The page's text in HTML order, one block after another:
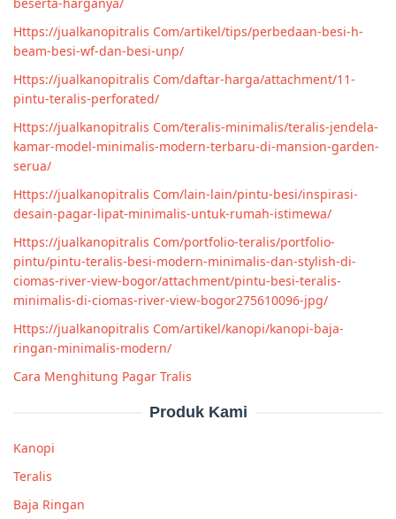
Https://jualkanopitralis Com/artikel/tips/perbedaan-besi-h-
beam-besi-wf-dan-besi-unp/
Https://jualkanopitralis Com/daftar-harga/attachment/11-
pintu-teralis-perforated/
Https://jualkanopitralis Com/teralis-minimalis/teralis-jendela-
kamar-model-minimalis-modern-terbaru-di-mansion-garden-
serua/
Https://jualkanopitralis Com/lain-lain/pintu-besi/inspirasi-
desain-pagar-lipat-minimalis-untuk-rumah-istimewa/
Https://jualkanopitralis Com/portfolio-teralis/portfolio-
pintu/pintu-teralis-besi-modern-minimalis-dan-stylish-di-
ciomas-river-view-bogor/attachment/pintu-besi-teralis-
minimalis-di-ciomas-river-view-bogor275610096-jpg/
Https://jualkanopitralis Com/artikel/kanopi/kanopi-baja-
ringan-minimalis-modern/
Cara Menghitung Pagar Tralis
Produk Kami
Kanopi
Teralis
Baja Ringan